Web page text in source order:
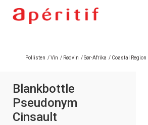
Pollisten /Vin / Rødvin /Sør-Afrika / Coastal Region
Blankbottle
Pseudonym
Cinsault